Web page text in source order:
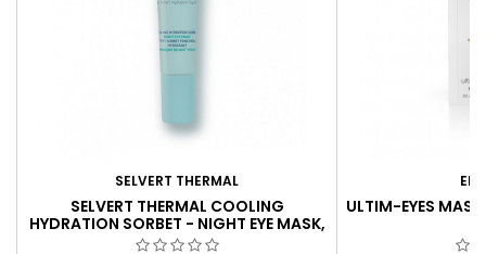
SELVERT THERMAL
SELVERT THERMAL COOLING
HYDRATION SORBET - NIGHT EYE MASK,
15 ML
ULTIM-EYES